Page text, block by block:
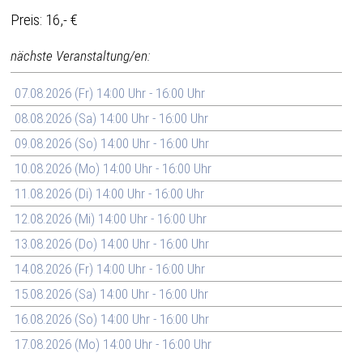
Preis: 16,- €
nächste Veranstaltung/en:
07.08.2026 (Fr) 14:00 Uhr - 16:00 Uhr
08.08.2026 (Sa) 14:00 Uhr - 16:00 Uhr
09.08.2026 (So) 14:00 Uhr - 16:00 Uhr
10.08.2026 (Mo) 14:00 Uhr - 16:00 Uhr
11.08.2026 (Di) 14:00 Uhr - 16:00 Uhr
12.08.2026 (Mi) 14:00 Uhr - 16:00 Uhr
13.08.2026 (Do) 14:00 Uhr - 16:00 Uhr
14.08.2026 (Fr) 14:00 Uhr - 16:00 Uhr
15.08.2026 (Sa) 14:00 Uhr - 16:00 Uhr
16.08.2026 (So) 14:00 Uhr - 16:00 Uhr
17.08.2026 (Mo) 14:00 Uhr - 16:00 Uhr